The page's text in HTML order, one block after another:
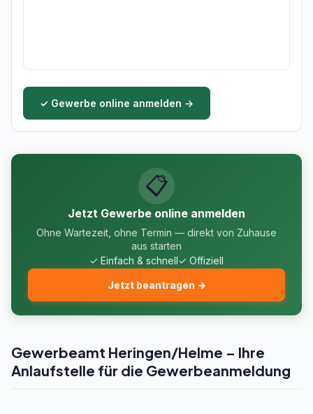
✓ Gewerbe online anmelden →
📋
Jetzt Gewerbe online anmelden
Ohne Wartezeit, ohne Termin — direkt von Zuhause
aus starten
✓ Einfach & schnell✓ Offiziell
Jetzt beantragen →
Gewerbeamt Heringen/Helme – Ihre
Anlaufstelle für die Gewerbeanmeldung